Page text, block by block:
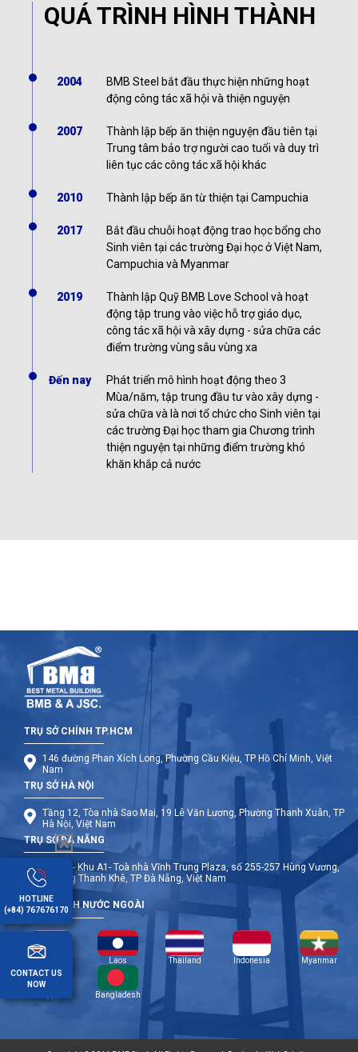
QUÁ TRÌNH HÌNH THÀNH
2004
BMB Steel bắt đầu thực hiện những hoạt
động công tác xã hội và thiện nguyện
2007
Thành lập bếp ăn thiện nguyện đầu tiên tại
Trung tâm bảo trợ người cao tuổi và duy trì
liên tục các công tác xã hội khác
2010 Thành lập bếp ăn từ thiện tại Campuchia
2017
Bắt đầu chuỗi hoạt động trao học bổng cho
Sinh viên tại các trường Đại học ở Việt Nam,
Campuchia và Myanmar
2019
Thành lập Quỹ BMB Love School và hoạt
động tập trung vào việc hỗ trợ giáo dục,
công tác xã hội và xây dựng - sửa chữa các
điểm trường vùng sâu vùng xa
Đến nay
Phát triển mô hình hoạt động theo 3
Mùa/năm, tập trung đầu tư vào xây dựng -
sửa chữa và là nơi tổ chức cho Sinh viên tại
các trường Đại học tham gia Chương trình
thiện nguyện tại những điểm trường khó
khăn khắp cả nước
TRỤ SỞ CHÍNH TP.HCM
146 đường Phan Xích Long, Phường Cầu Kiệu, TP Hồ Chí Minh, Việt
Nam
TRỤ SỞ HÀ NỘI
Tầng 12, Tòa nhà Sao Mai, 19 Lê Văn Lương, Phường Thanh Xuân, TP
Hà Nội, Việt Nam
TRỤ SỞ ĐÀ NẴNG
Tầng 9- Khu A1- Toà nhà Vĩnh Trung Plaza, số 255-257 Hùng Vương,
Phường Thanh Khê, TP Đà Nẵng, Việt Nam
CHI NHÁNH NƯỚC NGOÀI
Cambodia Laos Thailand Indonesia Myanmar
Philippines Bangladesh
HOTLINE
(+84) 767676170
CONTACT US
NOW